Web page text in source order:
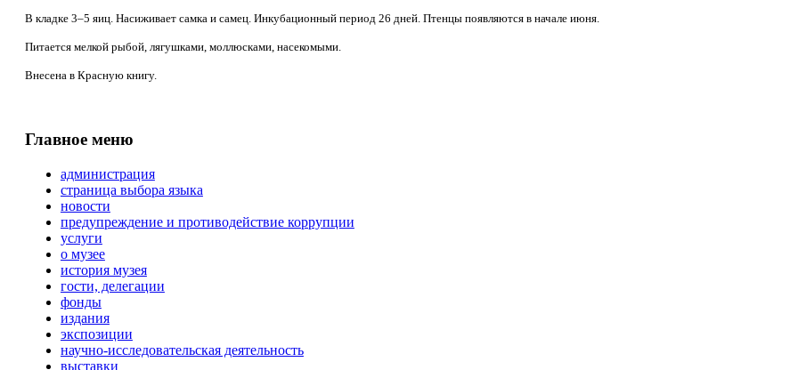
В кладке 3–5 яиц. Насиживает самка и самец. Инкубационный период 26 дней. Птенцы появляются в начале июня.
Питается мелкой рыбой, лягушками, моллюсками, насекомыми.
Внесена в Красную книгу.
Главное меню
администрация
страница выбора языка
новости
предупреждение и противодействие коррупции
услуги
о музее
история музея
гости, делегации
фонды
издания
экспозиции
научно-исследовательская деятельность
выставки